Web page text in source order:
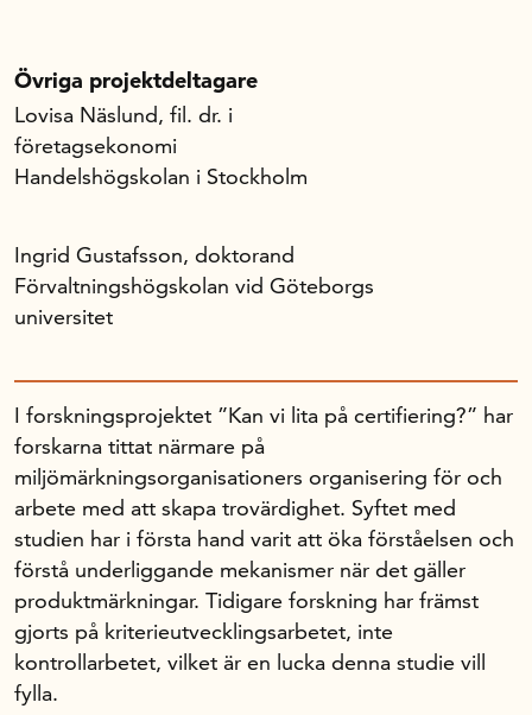
Övriga projektdeltagare
Lovisa Näslund, fil. dr. i
företagsekonomi
Handelshögskolan i Stockholm
Ingrid Gustafsson, doktorand
Förvaltningshögskolan vid Göteborgs
universitet
I forskningsprojektet ”Kan vi lita på certifiering?” har
forskarna tittat närmare på
miljömärkningsorganisationers organisering för och
arbete med att skapa trovärdighet. Syftet med
studien har i första hand varit att öka förståelsen och
förstå underliggande mekanismer när det gäller
produktmärkningar. Tidigare forskning har främst
gjorts på kriterieutvecklingsarbetet, inte
kontrollarbetet, vilket är en lucka denna studie vill
fylla.